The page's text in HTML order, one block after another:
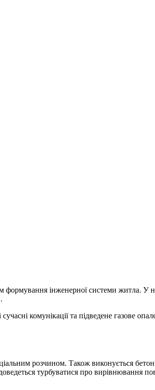
інженерної системи житла. У
комунікації та підведене газове
розчином. Також виконується
турбуватися про вирівнювання